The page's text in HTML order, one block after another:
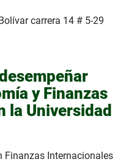
carrera 14 # 5-29
y Finanzas
la Universidad
Finanzas Internacionales